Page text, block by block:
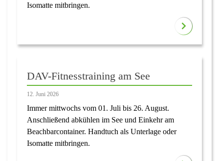
Isomatte mitbringen.
DAV-Fitnesstraining am See
12. Juni 2026
Immer mittwochs vom 01. Juli bis 26. August.
Anschließend abkühlen im See und Einkehr am
Beachbarcontainer. Handtuch als Unterlage oder
Isomatte mitbringen.